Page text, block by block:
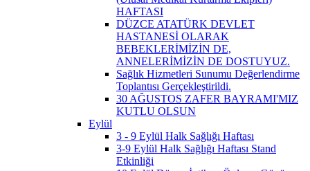
HAFTASI
DÜZCE ATATÜRK DEVLET
HASTANESİ OLARAK
BEBEKLERİMİZİN DE,
ANNELERİMİZİN DE DOSTUYUZ.
Sağlık Hizmetleri Sunumu Değerlendirme
Toplantısı Gerçekleştirildi.
30 AĞUSTOS ZAFER BAYRAMI'MIZ
KUTLU OLSUN
Eylül
3 - 9 Eylül Halk Sağlığı Haftası
3-9 Eylül Halk Sağlığı Haftası Stand
Etkinliği